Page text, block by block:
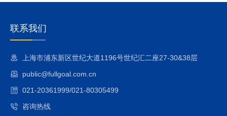
化。（4）全球或地区政治、经济、金融环境的变化。（5）各
2、本基金为目标ETF联接基金，投资于目标ETF的比例不低于
基金资产净值的90%，因此，本基金将面临例如目标ETF的管
场交易价格折溢价的风险、参考IOPV决策和IOPV计算错误的风
险、退市风险、申购/赎回失败的风险、基金份额赎回对价的变
现风险、套利风险、申购赎回清单差错风险、第三方机构服务
等风险。而本基金作为普通的开放式基金，仍需保留不低于基
联系我们
上海市浦东新区世纪大道1196号世纪汇二座27-30&38层
public@fullgoal.com.cn
021-20361999/021-80305499
咨询热线